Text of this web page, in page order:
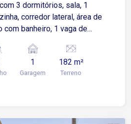
3 dormitórios, sala, 1
corredor lateral, área de
com banheiro, 1 vaga de
do centro e do
1
Garagem
182 m²
Terreno